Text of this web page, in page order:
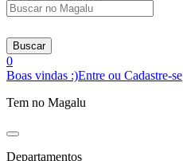
Buscar
0
Boas vindas :)Entre ou Cadastre-se
Tem no Magalu
Departamentos